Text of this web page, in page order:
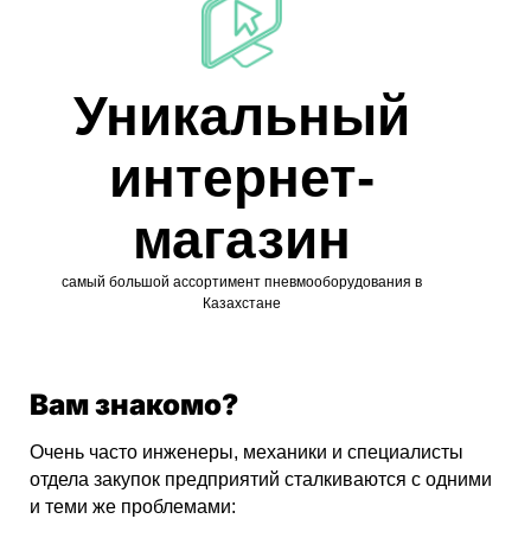
Уникальный
интернет-
магазин
самый большой ассортимент пневмооборудования в
Казахстане
Вам знакомо?
Очень часто инженеры, механики и специалисты
отдела закупок предприятий сталкиваются с одними
и теми же проблемами: